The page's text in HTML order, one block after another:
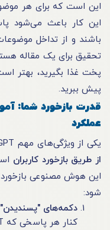
باشند و از تداخل
تحقیق برای یک مقاله
پخت غذا بگیرید، بهتر
پیش ببرید.
قدرت بازخورد شما:
عملکرد
یکی از ویژگی‌های مهم ChatGPT،
از طریق بازخورد کاربران
این هوش مصنوعی
شود:
دکمه‌های "پسندیدن